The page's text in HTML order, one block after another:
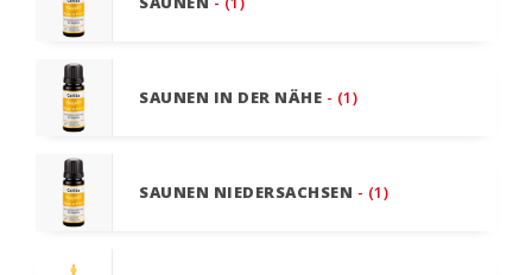
SAUNEN IN DER NÄHE - (1)
SAUNEN NIEDERSACHSEN - (1)